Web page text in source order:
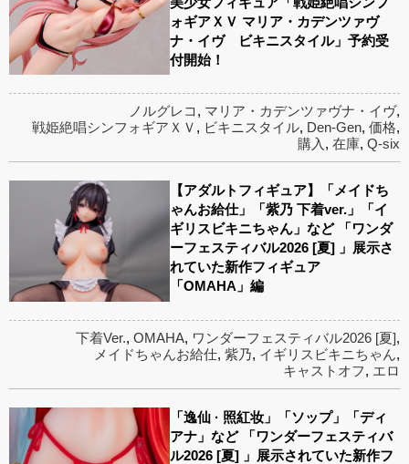
ォギアＸＶ マリア・カデンツァヴ
ナ・イヴ ビキニスタイル」予約受
付開始！
ノルグレコ , マリア・カデンツァヴナ・イヴ,
戦姫絶唱シンフォギアＸＶ , ビキニスタイル, Den-Gen, 価格,
購入 , 在庫, Q-six
【アダルトフィギュア】「メイドち
ゃんお給仕」「紫乃 下着ver.」「イ
ギリスビキニちゃん」など 「ワンダ
ーフェスティバル2026 [夏] 」展示さ
れていた新作フィギュア
「OMAHA」編
下着Ver., OMAHA, ワンダーフェスティバル2026 [夏],
メイドちゃんお給仕, 紫乃, イギリスビキニちゃん,
キャストオフ, エロ
「逸仙 · 照紅妆」「ソップ」「ディ
アナ」など 「ワンダーフェスティバ
ル2026 [夏] 」展示されていた新作フ